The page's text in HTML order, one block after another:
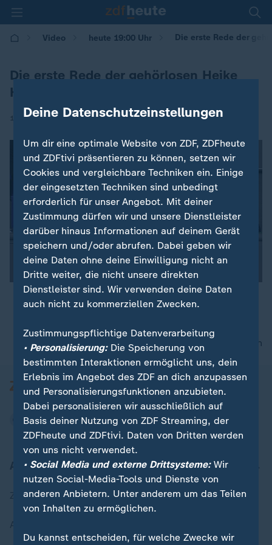
Video heute 19:00 Uhr Die erste Rede der
Die erste Rede der gehörlosen Heike
Heubach
10.10.2024 | 16:45
nach oben
Aktuell bei ZDFheute
Zuletzt veröffentlicht
Deine Datenschutzeinstellungen
Um dir eine optimale Website von ZDF, ZDFheute
und ZDFtivi präsentieren zu können, setzen wir
Cookies und vergleichbare Techniken ein. Einige
der eingesetzten Techniken sind unbedingt
erforderlich für unser Angebot. Mit deiner
Zustimmung dürfen wir und unsere Dienstleister
darüber hinaus Informationen auf deinem Gerät
speichern und/oder abrufen. Dabei geben wir
deine Daten ohne deine Einwilligung nicht an
Dritte weiter, die nicht unsere direkten
Dienstleister sind. Wir verwenden deine Daten
auch nicht zu kommerziellen Zwecken.
Zustimmungspflichtige Datenverarbeitung
• Personalisierung:Die Speicherung von
bestimmten Interaktionen ermöglicht uns, dein
Erlebnis im Angebot des ZDF an dich anzupassen
und Personalisierungsfunktionen anzubieten.
Dabei personalisieren wir ausschließlich auf
Basis deiner Nutzung von ZDF Streaming, der
ZDFheute und ZDFtivi. Daten von Dritten werden
von uns nicht verwendet.
• Social Media und externe Drittsysteme:Wir
nutzen Social-Media-Tools und Dienste von
anderen Anbietern. Unter anderem um das Teilen
von Inhalten zu ermöglichen.
Du kannst entscheiden, für welche Zwecke wir